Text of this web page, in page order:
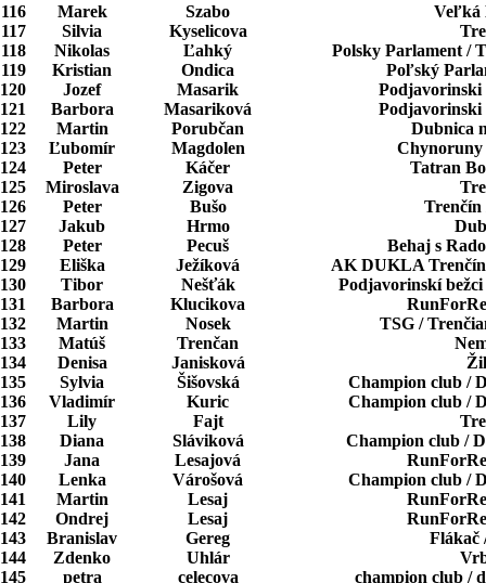
116
Marek Szabo
Veľká
117
Silvia Kyselicova
118
Nikolas Ľahký
Polsky Parlament /
119
Kristian Ondica
Poľský
120
Jozef Masarik
Podjavorinski
121
Barbora Masariková
Podjavorinski
122
Martin Porubčan
Dubnica
123
Ľubomír Magdolen
Chynoruny
124
Peter Káčer
Tatran
125
Miroslava Zigova
126
Peter Bušo
Trenčín
127
Jakub Hrmo
128
Peter Pecuš
Behaj s
129
Eliška Ježíková
AK DUKLA
130
Tibor Nešťák
Podjavorinskí
131
Barbora Klucikova
132
Martin Nosek
TSG /
133
Matúš Trenčan
134
Denisa Janisková
135
Sylvia Šišovská
Champion club /
136
Vladimír Kuric
Champion club /
137
Lily Fajt
138
Diana Sláviková
Champion club /
139
Jana Lesajová
140
Lenka Várošová
Champion club /
141
Martin Lesaj
142
Ondrej Lesaj
143
Branislav Gereg
Flákač
144
Zdenko Uhlár
145
petra celecova
champion club /